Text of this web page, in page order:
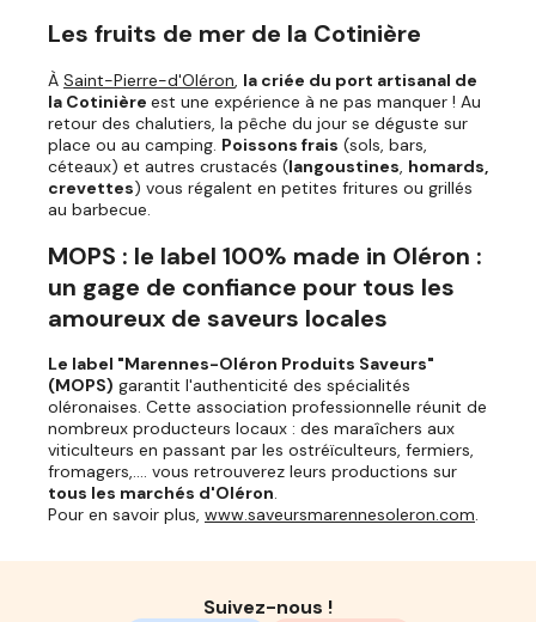
Les fruits de mer de la Cotinière
À Saint-Pierre-d'Oléron, la criée du port artisanal de
la Cotinière est une expérience à ne pas manquer ! Au
retour des chalutiers, la pêche du jour se déguste sur
place ou au camping. Poissons frais (sols, bars,
céteaux) et autres crustacés (langoustines, homards,
crevettes) vous régalent en petites fritures ou grillés
au barbecue.
MOPS : le label 100% made in Oléron :
un gage de confiance pour tous les
amoureux de saveurs locales
Le label "Marennes-Oléron Produits Saveurs"
(MOPS) garantit l'authenticité des spécialités
oléronaises. Cette association professionnelle réunit de
nombreux producteurs locaux : des maraîchers aux
viticulteurs en passant par les ostréïculteurs, fermiers,
fromagers,.... vous retrouverez leurs productions sur
tous les marchés d'Oléron.
Pour en savoir plus, www.saveursmarennesoleron.com.
Suivez-nous !